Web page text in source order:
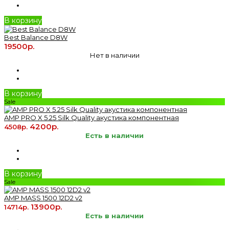
В корзину
Best Balance D8W
19500р.
Нет в наличии
В корзину
Sale
AMP PRO X 5.25 Silk Quality акустика компонентная
4508р. 4200р.
Есть в наличии
В корзину
Sale
AMP MASS 1500 12D2 v2
14714р. 13900р.
Есть в наличии